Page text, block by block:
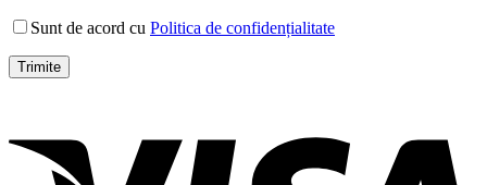
Sunt de acord cu Politica de confidențialitate